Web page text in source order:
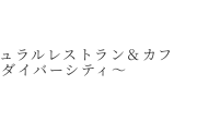
ラルレストラン＆カフ
イバーシティ～